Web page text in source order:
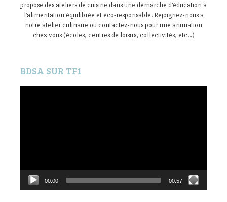
propose des ateliers de cuisine dans une démarche d'éducation à
l'alimentation équilibrée et éco-responsable. Rejoignez-nous à
notre atelier culinaire ou contactez-nous pour une animation
chez vous (écoles, centres de loisirs, collectivités, etc...)
BDSA SUR TF1
00:00 00:57